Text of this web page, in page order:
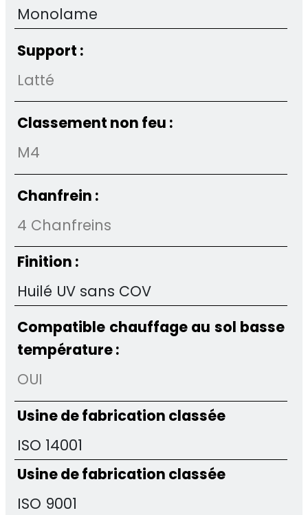
Monolame
Support :
Latté
Classement non feu :
M4
Chanfrein :
4 Chanfreins
Finition :
Huilé UV sans COV
Compatible chauffage au sol basse
température :
OUI
Usine de fabrication classée
ISO 14001
Usine de fabrication classée
ISO 9001